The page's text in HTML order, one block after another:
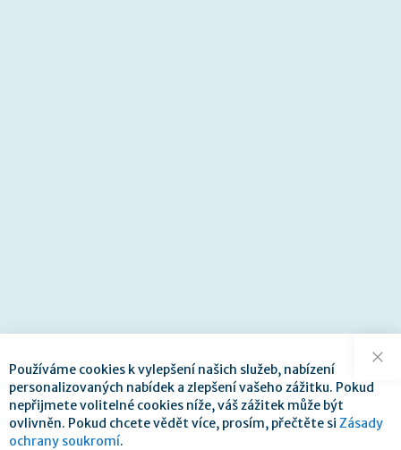
Používáme cookies k vylepšení našich služeb, nabízení
personalizovaných nabídek a zlepšení vašeho zážitku. Pokud
nepřijmete volitelné cookies níže, váš zážitek může být
ovlivněn. Pokud chcete vědět více, prosím, přečtěte si Zásady
ochrany soukromí.